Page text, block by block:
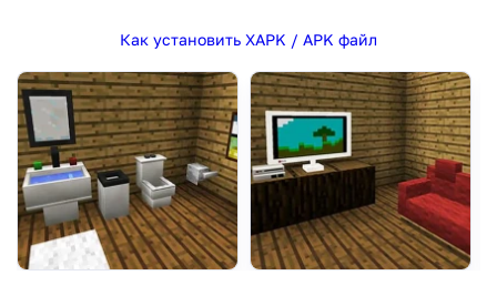
Как установить XAPK / APK файл